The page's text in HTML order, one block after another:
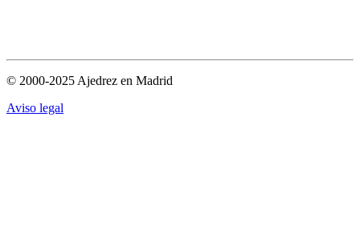
© 2000-2025 Ajedrez en Madrid
Aviso legal